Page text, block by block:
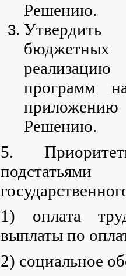
Решению.
программ
Решению.
5.
1) оплата
выплаты по
2) социальное